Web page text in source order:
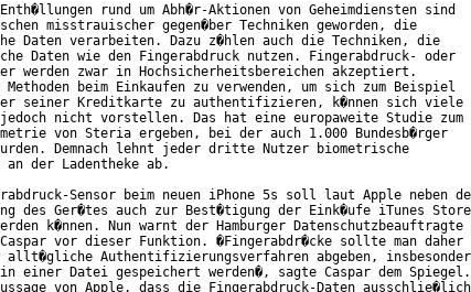
rund um Abh�r-Aktionen von Geheimdiensten sind
misstrauischer gegen�ber Techniken geworden, die
Daten verarbeiten. Dazu z�hlen auch die Techniken, die
Daten wie den Fingerabdruck nutzen. Fingerabdruck- oder
werden zwar in Hochsicherheitsbereichen akzeptiert.
Methoden beim Einkaufen zu verwenden, um sich zum Beispiel
seiner Kreditkarte zu authentifizieren, k�nnen sich viele
jedoch nicht vorstellen. Das hat eine europaweite Studie zum
von Steria ergeben, bei der auch 1.000 Bundesb�rger
Demnach lehnt jeder dritte Nutzer biometrische
an der Ladentheke ab.
Sensor beim neuen iPhone 5s soll laut Apple neben
des Ger�tes auch zur Best�tigung der Eink�ufe iTunes Store
k�nnen. Nun warnt der Hamburger Datenschutzbeauftragte
Caspar vor dieser Funktion. �Fingerabdr�cke sollte man daher
Authentifizierungsverfahren abgeben,
einer Datei gespeichert werden�, sagte Caspar dem Spiegel.
von Apple, dass die Fingerabdruck-Daten ausschlie�lich